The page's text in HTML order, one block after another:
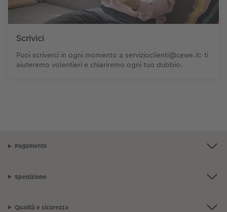
Scrivici
Puoi scriverci in ogni momento a servizioclienti@cewe.it: ti
aiuteremo volentieri e chiariremo ogni tuo dubbio.
Pagamento
Spedizione
Qualità e sicurezza